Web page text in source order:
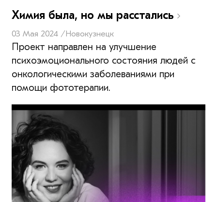
Химия была, но мы расстались
03 Мая 2024 /Новокузнецк
Проект направлен на улучшение
психоэмоционального состояния людей с
онкологическими заболеваниями при
помощи фототерапии.